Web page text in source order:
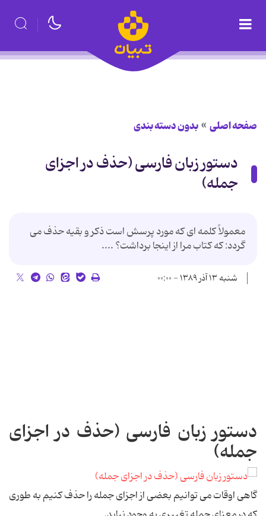
صفحه اصلی بدون دسته بندی
دستور زبان فارسی (حذف در اجزای
جمله)
معمولاً کلمه ای که مورد پرسش است ذکر و بقیه حذف می
گردد: که کتاب مرا از اینجا برداشت؟ ....
شنبه ۱۳ آذر ۱۳۸۹ - ۰۰:۰۰
دستور زبان فارسی (حذف در اجزای
جمله)
گاهی اوقات می توانیم بعضی از اجزای جمله را حذف کنیم به طوری